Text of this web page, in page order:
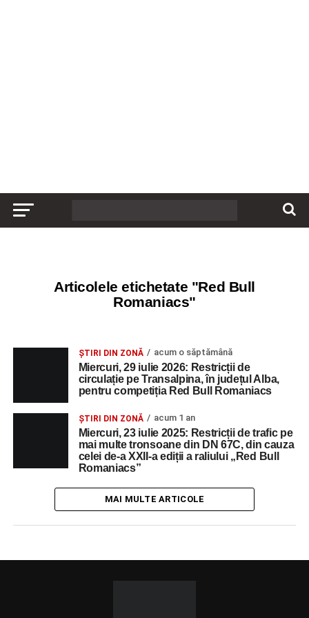
Articolele etichetate "Red Bull
Romaniacs"
ȘTIRI DIN ZONĂ acum o săptămână
Miercuri, 29 iulie 2026: Restricții de
circulație pe Transalpina, în județul Alba,
pentru competiția Red Bull Romaniacs
ȘTIRI DIN ZONĂ acum 1 an
Miercuri, 23 iulie 2025: Restricții de trafic pe
mai multe tronsoane din DN 67C, din cauza
celei de-a XXII-a ediții a raliului „Red Bull
Romaniacs”
MAI MULTE ARTICOLE